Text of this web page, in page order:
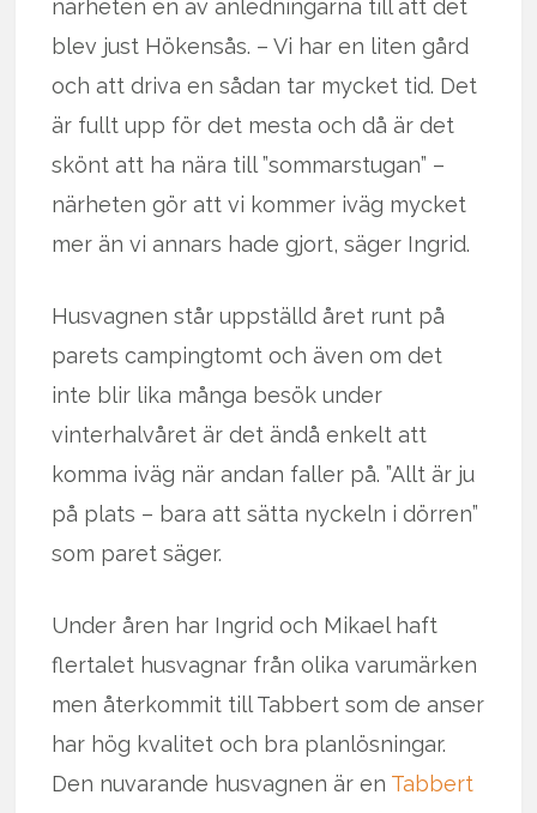
närheten en av anledningarna till att det
blev just Hökensås. – Vi har en liten gård
och att driva en sådan tar mycket tid. Det
är fullt upp för det mesta och då är det
skönt att ha nära till ”sommarstugan” –
närheten gör att vi kommer iväg mycket
mer än vi annars hade gjort, säger Ingrid.
Husvagnen står uppställd året runt på
parets campingtomt och även om det
inte blir lika många besök under
vinterhalvåret är det ändå enkelt att
komma iväg när andan faller på. ”Allt är ju
på plats – bara att sätta nyckeln i dörren”
som paret säger.
Under åren har Ingrid och Mikael haft
flertalet husvagnar från olika varumärken
men återkommit till Tabbert som de anser
har hög kvalitet och bra planlösningar.
Den nuvarande husvagnen är en Tabbert